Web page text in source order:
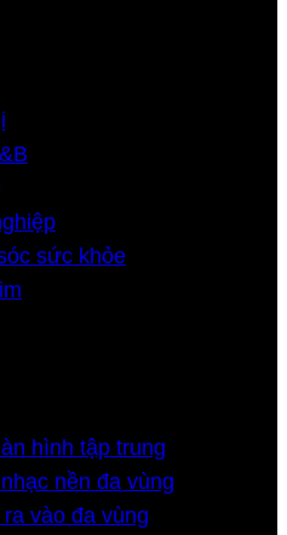
sức khỏe
hình tập trung
nền đa vùng
vào đa vùng